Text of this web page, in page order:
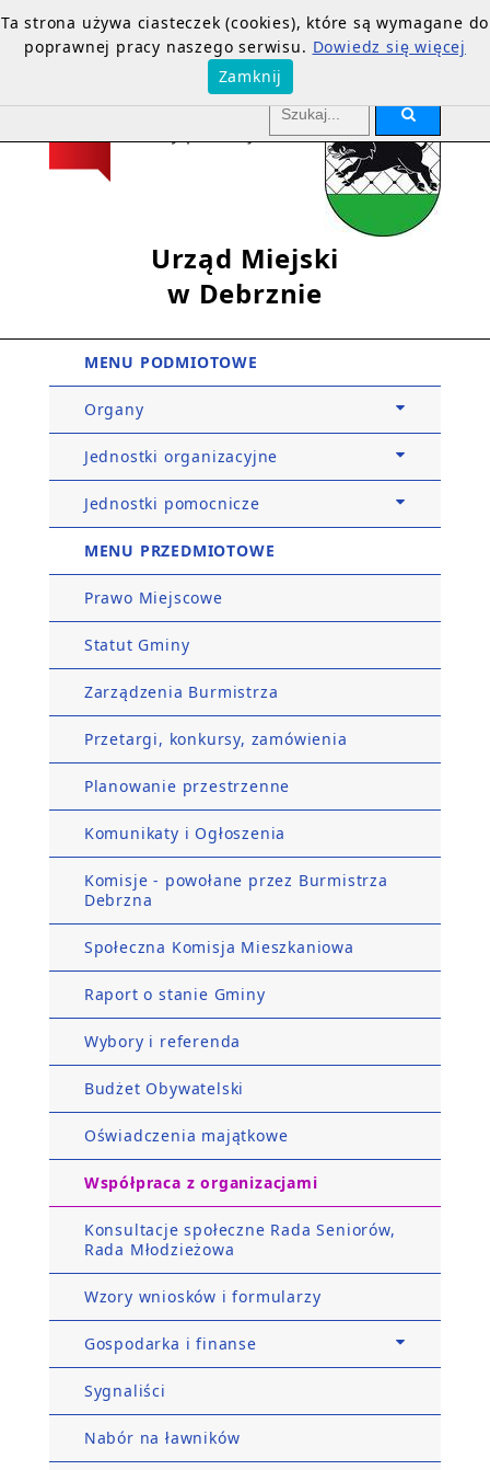
Urząd Miejski
w Debrznie
MENU PODMIOTOWE
Organy
Jednostki organizacyjne
Jednostki pomocnicze
MENU PRZEDMIOTOWE
Prawo Miejscowe
Statut Gminy
Zarządzenia Burmistrza
Przetargi, konkursy, zamówienia
Planowanie przestrzenne
Komunikaty i Ogłoszenia
Komisje - powołane przez Burmistrza
Debrzna
Społeczna Komisja Mieszkaniowa
Raport o stanie Gminy
Wybory i referenda
Budżet Obywatelski
Oświadczenia majątkowe
Współpraca z organizacjami
Konsultacje społeczne Rada Seniorów,
Rada Młodzieżowa
Wzory wniosków i formularzy
Gospodarka i finanse
Sygnaliści
Nabór na ławników
Ta strona używa ciasteczek (cookies), które są wymagane do
poprawnej pracy naszego serwisu. Dowiedz się więcej
Zamknij